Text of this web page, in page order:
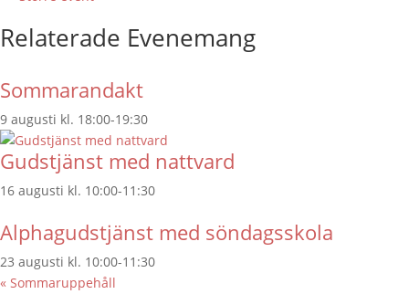
Relaterade Evenemang
Sommarandakt
9 augusti kl. 18:00-19:30
Gudstjänst med nattvard
16 augusti kl. 10:00-11:30
Alphagudstjänst med söndagsskola
23 augusti kl. 10:00-11:30
« Sommaruppehåll